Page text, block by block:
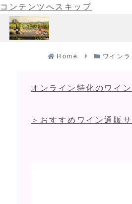
コンテンツへスキップ
Home ワインラ
オンライン特化のワイ
＞おすすめワイン通販